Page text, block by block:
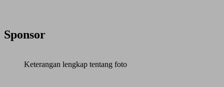
Sponsor
Keterangan lengkap tentang foto